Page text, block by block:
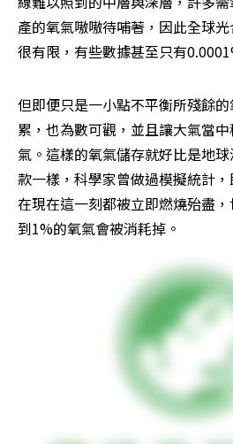
產的氧氣嗷嗷待哺著，因此全球
很有限，有些數據甚至只有
但即便只是一小點不平衡所殘餘
累，也為數可觀，並且讓大氣當
氣。這樣的氧氣儲存就好比是地
款一樣，科學家曾做過模擬統計
在現在這一刻都被立即燃燒殆盡
到1%的氧氣會被消耗掉。